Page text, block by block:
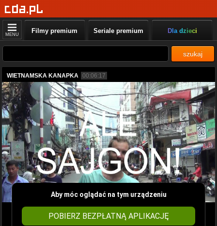
MENU Filmy premium Seriale premium Dla dzieci
szukaj
WIETNAMSKA KANAPKA 00:06:17
Aby móc oglądać na tym urządzeniu
POBIERZ BEZPŁATNĄ APLIKACJĘ